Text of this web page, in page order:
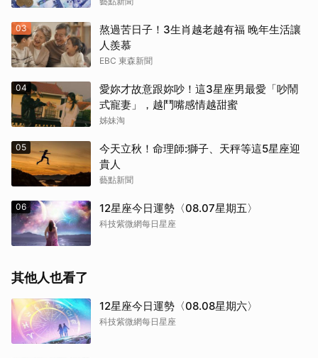
03
熬過苦日子！3生肖越老越有福 晚年生活讓
人羨慕
EBC 東森新聞
04
愛妳才故意跟妳吵！這3星座男最愛「吵鬧
式寵妻」，越鬥嘴感情越甜蜜
姊妹淘
05
今天立秋！命理師:獅子、天秤等這5星座迎
貴人
藝點新聞
06 12星座今日運勢〈08.07星期五〉
科技紫微網每日星座
其他人也看了
12星座今日運勢〈08.08星期六〉
科技紫微網每日星座